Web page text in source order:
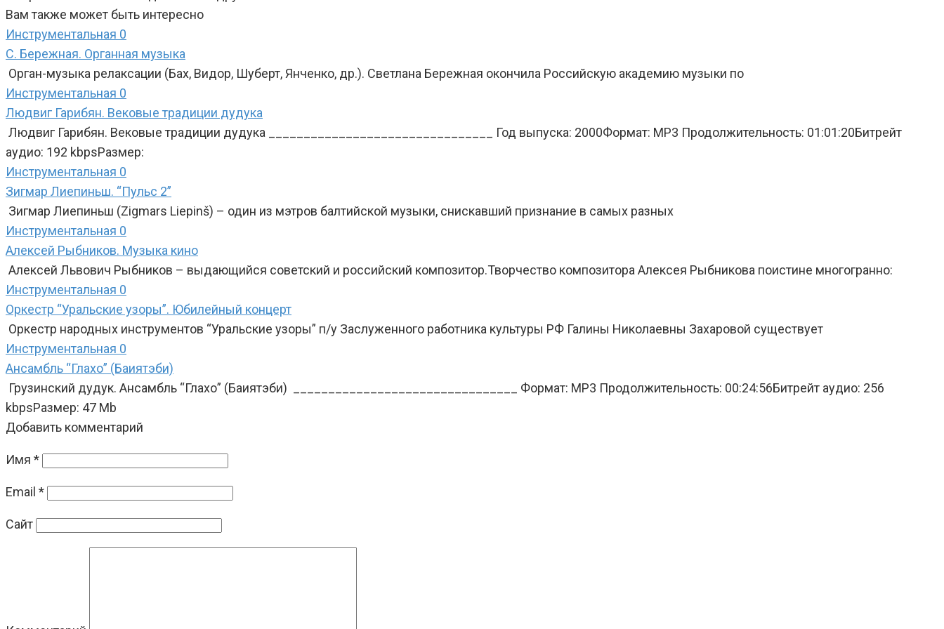
Вам также может быть интересно
Инструментальная 0
С. Бережная. Органная музыка
Орган-музыка релаксации (Бах, Видор, Шуберт, Янченко, др.). Светлана Бережная окончила Российскую академию музыки по
Инструментальная 0
Людвиг Гарибян. Вековые традиции дудука
Людвиг Гарибян. Вековые традиции дудука ________________________________ Год выпуска: 2000Формат: MP3 Продолжительность: 01:01:20Битрейт
аудио: 192 kbpsРазмер:
Инструментальная 0
Зигмар Лиепиньш. “Пульс 2”
Зигмар Лиепиньш (Zigmars Liepinš) – один из мэтров балтийской музыки, снискавший признание в самых разных
Инструментальная 0
Алексей Рыбников. Музыка кино
Алексей Львович Рыбников – выдающийся советский и российский композитор.Творчество композитора Алексея Рыбникова поистине многогранно:
Инструментальная 0
Оркестр “Уральские узоры”. Юбилейный концерт
Оркестр народных инструментов “Уральские узоры” п/у Заслуженного работника культуры РФ Галины Николаевны Захаровой существует
Инструментальная 0
Ансамбль “Глахо” (Баиятэби)
Грузинский дудук. Ансамбль “Глахо” (Баиятэби) ________________________________ Формат: MP3 Продолжительность: 00:24:56Битрейт аудио: 256
kbpsРазмер: 47 Mb
Добавить комментарий
Имя *
Email *
Сайт